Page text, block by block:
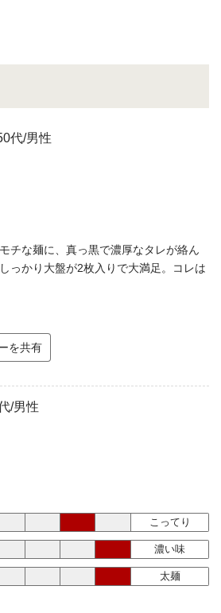
代/男性
チな麺に、真っ黒で濃厚なタレが絡ん
っかり大盤が2枚入りで大満足。コレは
を共有
/男性
こってり
濃い味
太麺